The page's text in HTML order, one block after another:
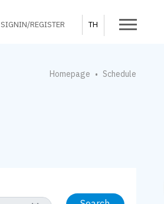
SIGNIN/REGISTER TH
Homepage • Schedule